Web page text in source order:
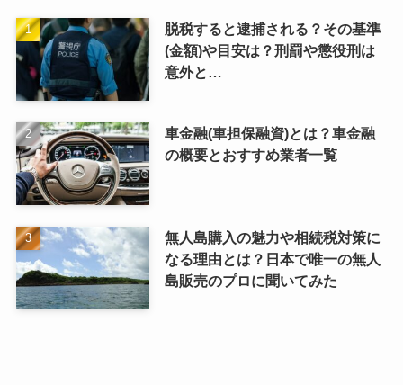
脱税すると逮捕される？その基準
(金額)や目安は？刑罰や懲役刑は
意外と…
車金融(車担保融資)とは？車金融
の概要とおすすめ業者一覧
無人島購入の魅力や相続税対策に
なる理由とは？日本で唯一の無人
島販売のプロに聞いてみた